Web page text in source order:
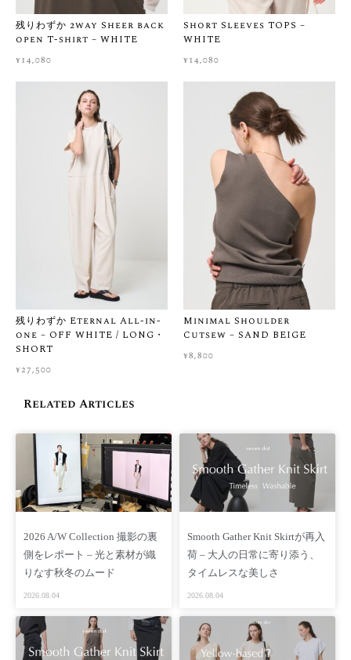
‐ 程よい厚みとハリのある編地
– サラッとして季節を問わずご利用いただけます
［ OTHER ］
– 洗濯：洗濯機可能
– 透け感：なし
– 伸縮性：あり
［ 送料・お届けについて ］
ネコポスでのお届け 全国一律：¥280
※本商品は1枚までネコポスでお届け可能です。
※2枚目以降は通常便（本州・四国・九州：¥500 / 北海道・沖
縄：¥800）となります。
※ ¥30,000以上のご購入で送料無料 ご注文から1〜2営業日以内
に発送いたします（土日祝・イベント期間を除く）
［ サイズ・生地感に悩まれたら ］
ネットでのお買い物は「サイズが合うか不安」「実際の生地感
を知りたい」ということも多いかと思います。
お客様に心から納得してお買い物をお楽しみいただけるよう、
少しでも迷われましたら、ご購入前に画面右下の公式LINEもし
用感などを丁寧にご案内いたします。
※当店では一点一点大切にお届けしているため、お届け後のお
客様都合による返品・交換はご遠慮いただいております。ぜひ
事前のチャット相談をご活用いただき、安心してお買い物をお
楽しみくださいませ。
▼ よくあるご質問はこちら
FAQ
【商品番号】 SD06S-MSC
【素材】 ポリエステル 100%
残りわずか 2way Sheer back
open T-shirt – WHITE
¥14,080
Short Sleeves TOPS –
WHITE
¥14,080
残りわずか Eternal All-in-
one – OFF WHITE / LONG・
SHORT
¥27,500
Minimal Shoulder
Cutsew – SAND BEIGE
¥8,800
Related Articles
2026 A/W Collection 撮影の裏
側をレポート – 光と素材が織
りなす秋冬のムード
2026.08.04
Smooth Gather Knit Skirtが再入
荷 – 大人の日常に寄り添う、
タイムレスな美しさ
2026.08.04